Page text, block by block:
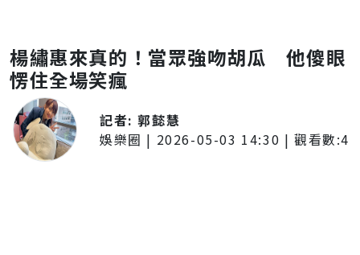
楊繡惠來真的！當眾強吻胡瓜 他傻眼
愣住全場笑瘋
記者:郭懿慧
娛樂圈 | 2026-05-03 14:30 | 觀看數:4